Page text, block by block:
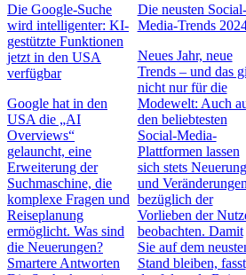
Die Google-Suche
wird intelligenter: KI-
gestützte Funktionen
jetzt in den USA
verfügbar
Google hat in den
USA die „AI
Overviews“
gelauncht, eine
Erweiterung der
Suchmaschine, die
komplexe Fragen und
Reiseplanung
ermöglicht. Was sind
die Neuerungen?
Smartere Antworten
Die neusten Social-
Media-Trends
Neues Jahr, neue
Trends – und das
nicht nur für die
Modewelt: Auch
den beliebtesten
Social-Media-
Plattformen lassen
sich stets
und Veränderungen
bezüglich der
Vorlieben der
beobachten. Damit
Sie auf dem
Stand bleiben, fasst